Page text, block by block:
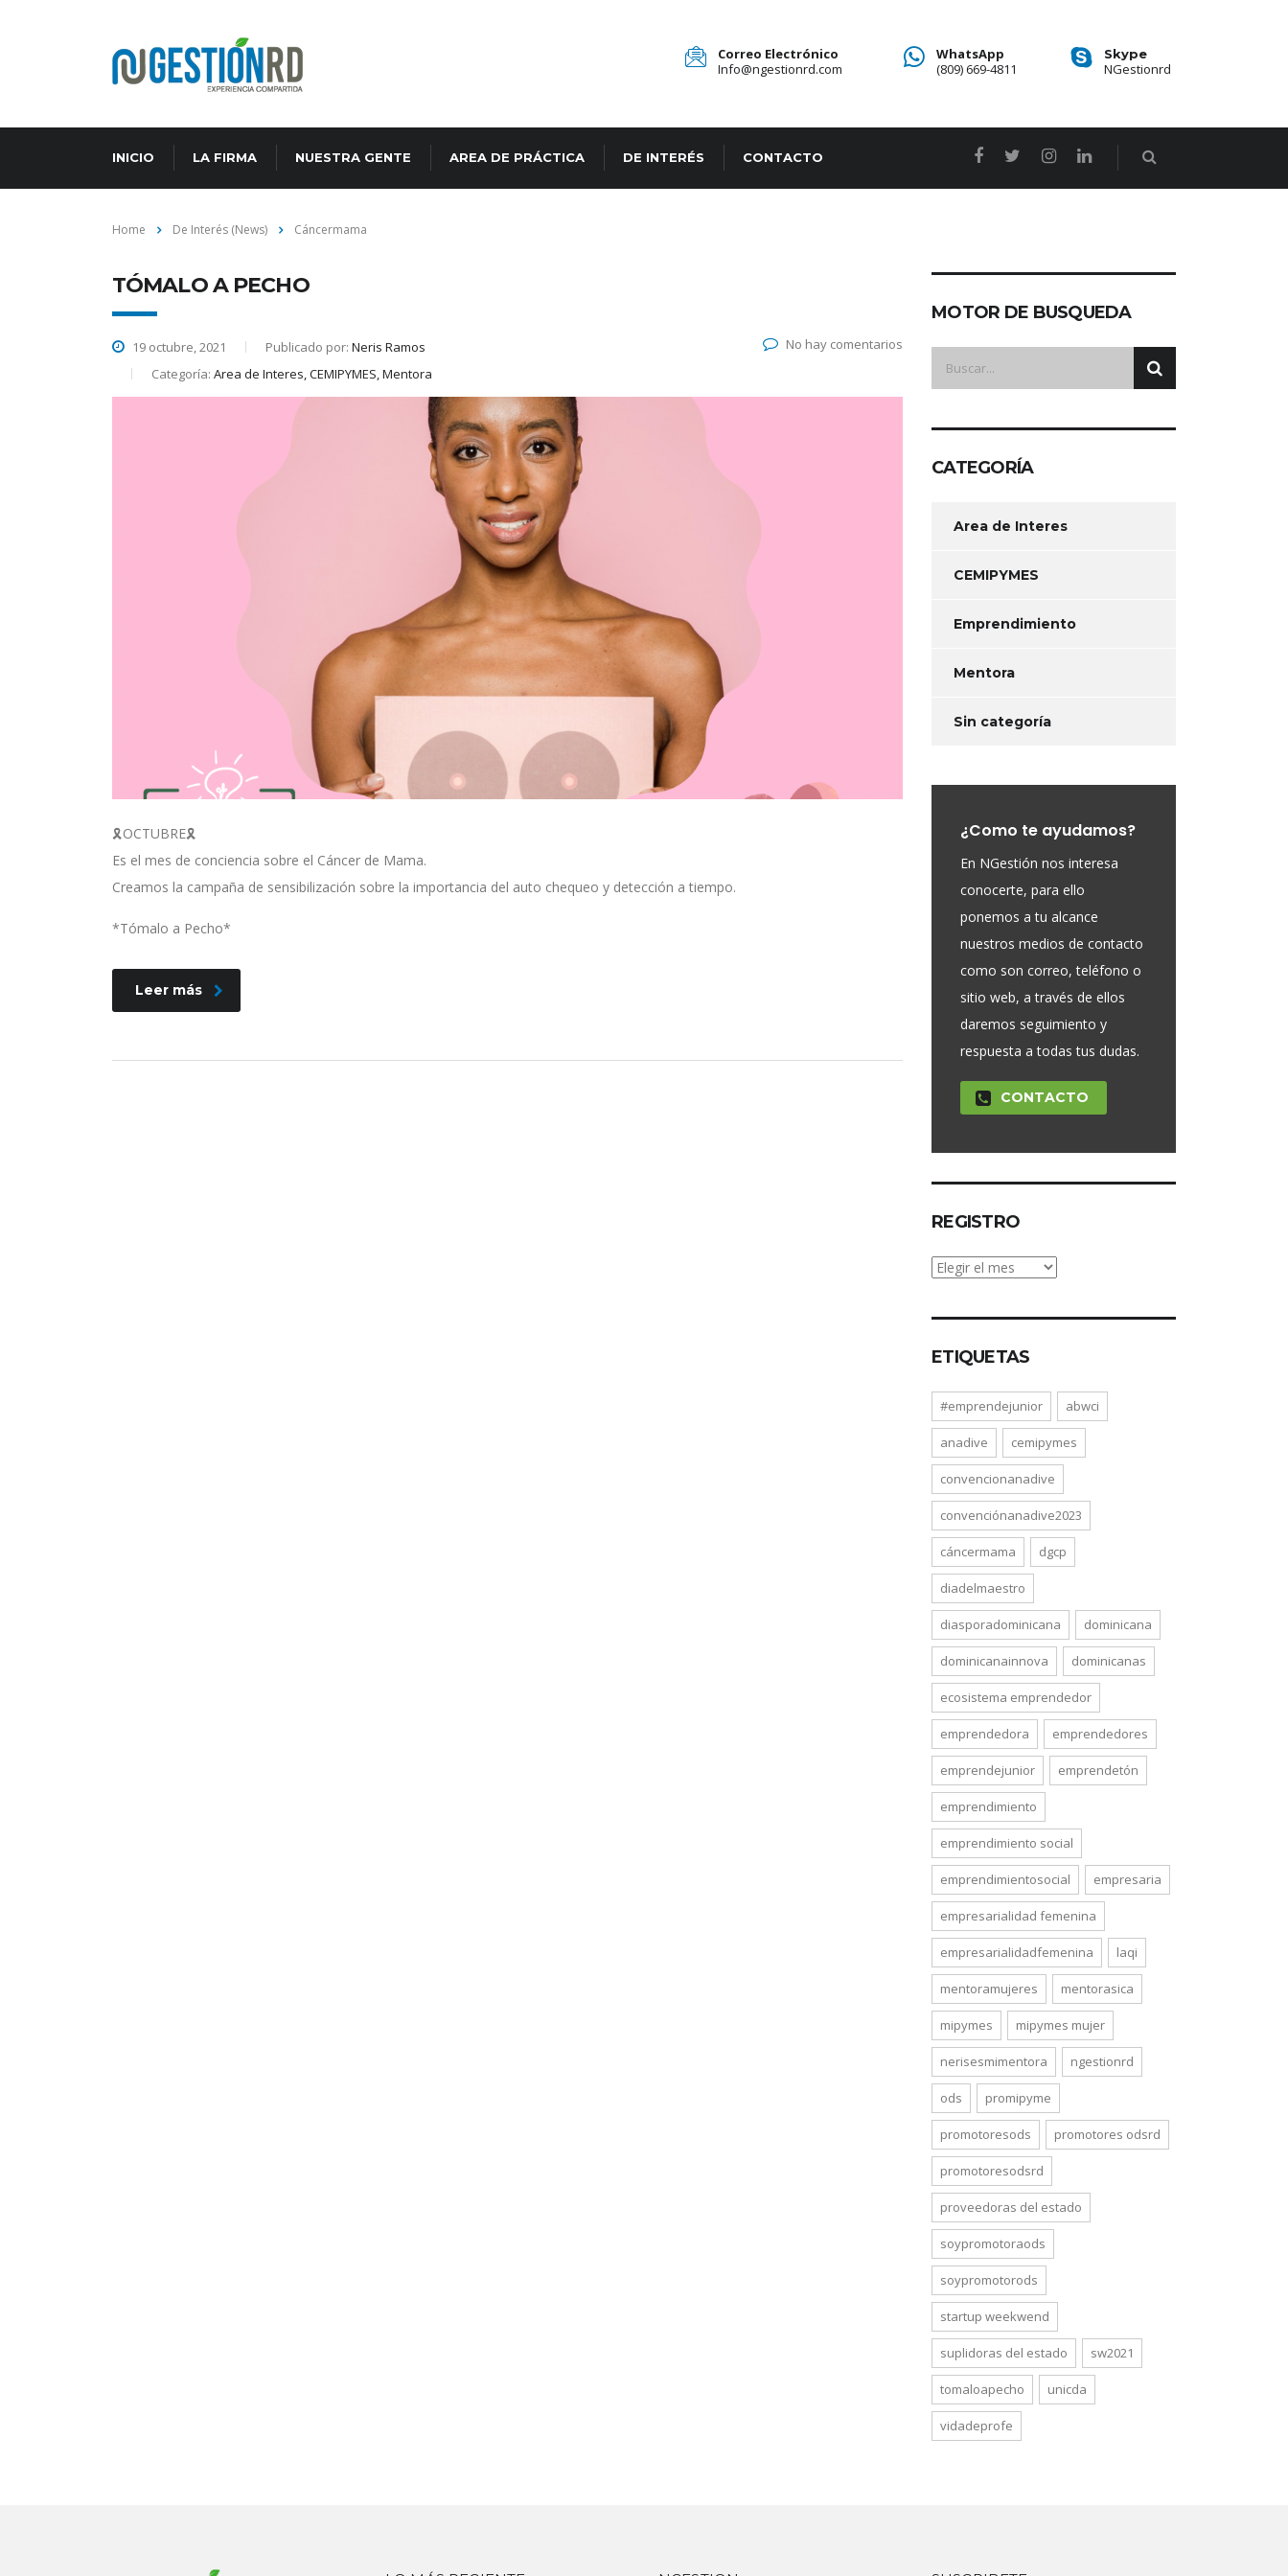
Skype
NGestionrd
WhatsApp
(809) 669-4811
Correo Electrónico
Info@ngestionrd.com
INICIO LA FIRMA NUESTRA GENTE AREA DE PRÁCTICA DE INTERÉS CONTACTO
Home De Interés (News) Cáncermama
TÓMALO A PECHO
19 octubre, 2021 Publicado por: Neris Ramos
Categoría: Area de Interes, CEMIPYMES, Mentora
No hay comentarios
🎗️OCTUBRE🎗️
Es el mes de conciencia sobre el Cáncer de Mama.
Creamos la campaña de sensibilización sobre la importancia del auto chequeo y detección a tiempo.
*Tómalo a Pecho*
Leer más
MOTOR DE BUSQUEDA
CATEGORÍA
Area de Interes
CEMIPYMES
Emprendimiento
Mentora
Sin categoría
¿Como te ayudamos?
En NGestión nos interesa
conocerte, para ello
ponemos a tu alcance
nuestros medios de contacto
como son correo, teléfono o
sitio web, a través de ellos
daremos seguimiento y
respuesta a todas tus dudas.
CONTACTO
REGISTRO
Registro
ETIQUETAS
#emprendejunior abwci
anadive cemipymes
convencionanadive
convenciónanadive2023
cáncermama dgcp
diadelmaestro
diasporadominicana dominicana
dominicanainnova dominicanas
ecosistema emprendedor
emprendedora emprendedores
emprendejunior emprendetón
emprendimiento
emprendimiento social
emprendimientosocial empresaria
empresarialidad femenina
empresarialidadfemenina laqi
mentoramujeres mentorasica
mipymes mipymes mujer
nerisesmimentora ngestionrd
ods promipyme
promotoresods promotores odsrd
promotoresodsrd
proveedoras del estado
soypromotoraods
soypromotorods
startup weekwend
suplidoras del estado sw2021
tomaloapecho unicda
vidadeprofe